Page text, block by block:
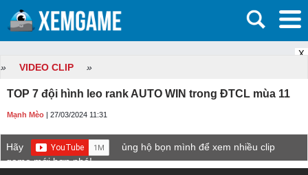
X
» VIDEO CLIP »
TOP 7 đội hình leo rank AUTO WIN trong ĐTCL mùa 11
Mạnh Mèo | 27/03/2024 11:31
Hãy
ủng hộ bọn mình để xem nhiều clip
game mới hơn nhé!